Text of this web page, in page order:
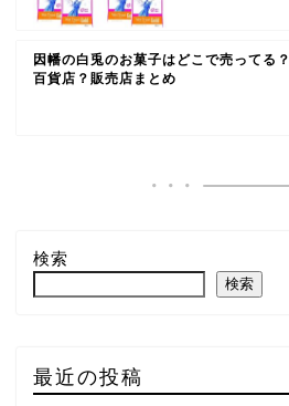
因幡の白兎のお菓子はどこで売ってる？
百貨店？販売店まとめ
検索
検索
最近の投稿